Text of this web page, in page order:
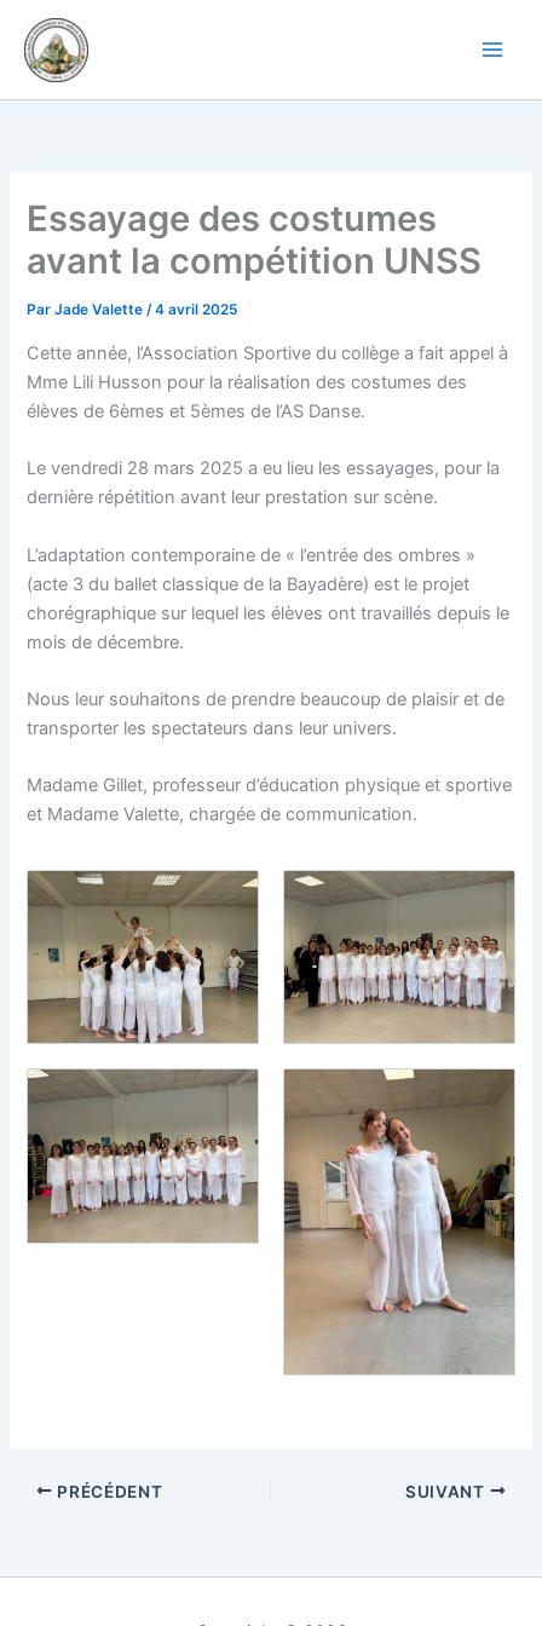
contenu
Essayage des costumes
avant la compétition UNSS
ParJade Valette/4 avril 2025
Cette année, l’Association Sportive du collège a fait appel à
Mme Lili Husson pour la réalisation des costumes des
élèves de 6èmes et 5èmes de l’AS Danse.
Le vendredi 28 mars 2025 a eu lieu les essayages, pour la
dernière répétition avant leur prestation sur scène.
L’adaptation contemporaine de « l’entrée des ombres »
(acte 3 du ballet classique de la Bayadère) est le projet
chorégraphique sur lequel les élèves ont travaillés depuis le
mois de décembre.
Nous leur souhaitons de prendre beaucoup de plaisir et de
transporter les spectateurs dans leur univers.
Madame Gillet, professeur d’éducation physique et sportive
et Madame Valette, chargée de communication.
PRÉCÉDENT SUIVANT